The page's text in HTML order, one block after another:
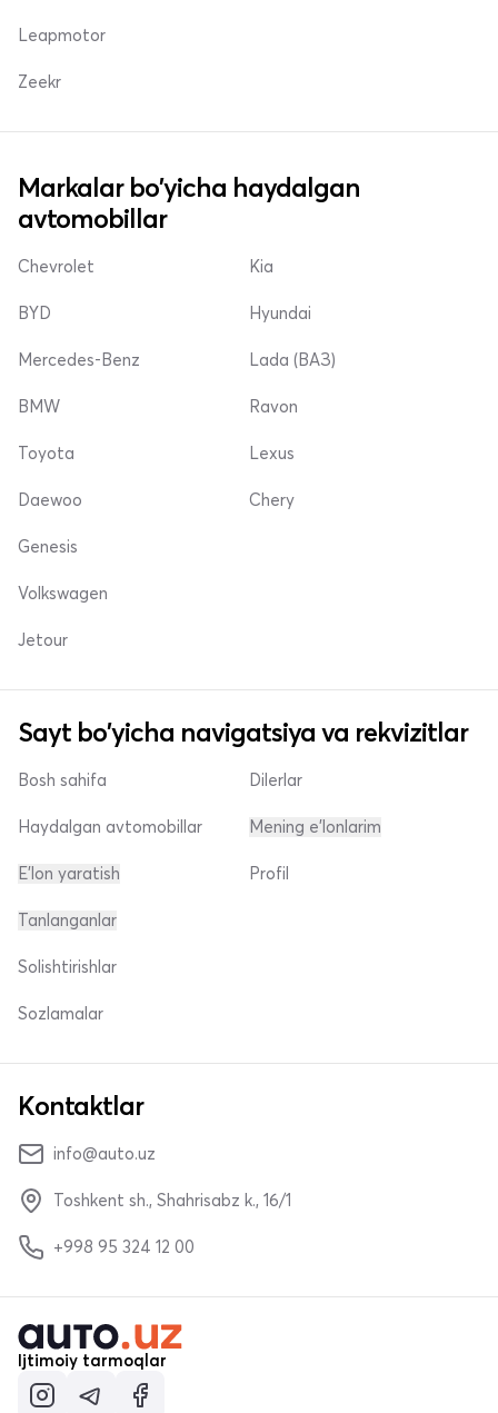
Leapmotor
Zeekr
Markalar bo'yicha haydalgan
avtomobillar
Chevrolet
BYD
Mercedes-Benz
Kia
Hyundai
Lada (ВАЗ)
BMW
Toyota
Daewoo
Ravon
Lexus
Chery
Genesis
Volkswagen
Jetour
Sayt bo'yicha navigatsiya va rekvizitlar
Bosh sahifa
Haydalgan avtomobillar
E'lon yaratish
Dilerlar
Mening e'lonlarim
Profil
Tanlanganlar
Solishtirishlar
Sozlamalar
Kontaktlar
info@auto.uz
Toshkent sh., Shahrisabz k., 16/1
+998 95 324 12 00
Ijtimoiy tarmoqlar